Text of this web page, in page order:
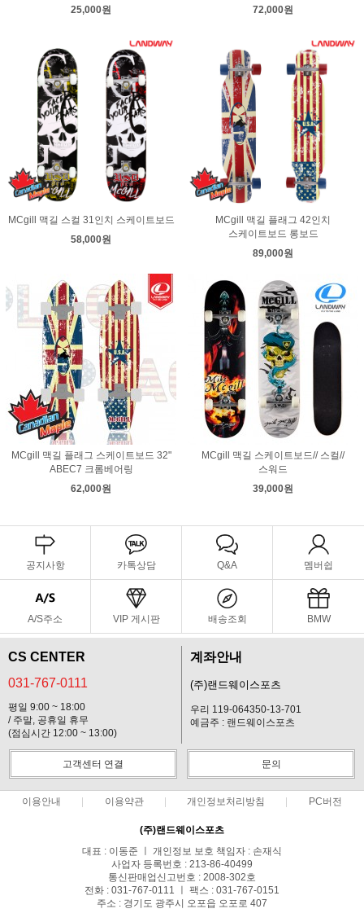
25,000원
72,000원
MCgill 맥길 스컬 31인치 스케이트보드
58,000원
MCgill 맥길 플래그 42인치
스케이트보드 롱보드
89,000원
MCgill 맥길 플래그 스케이트보드 32"
ABEC7 크롬베어링
62,000원
MCgill 맥길 스케이트보드// 스컬//
스워드
39,000원
공지사항 카톡상담 Q&A 멤버쉽
A/S주소 VIP 게시판 배송조회 BMW
CS CENTER
031-767-0111
평일 9:00 ~ 18:00
/ 주말, 공휴일 휴무
(점심시간 12:00 ~ 13:00)
계좌안내
(주)랜드웨이스포츠
우리 119-064350-13-701
예금주 : 랜드웨이스포츠
고객센터 연결 문의
이용안내 이용약관 개인정보처리방침 PC버전
(주)랜드웨이스포츠
대표 : 이동준 ㅣ 개인정보 보호 책임자 : 손재식
사업자 등록번호 : 213-86-40499
통신판매업신고번호 : 2008-302호
전화 : 031-767-0111 ㅣ 팩스 : 031-767-0151
주소 : 경기도 광주시 오포읍 오포로 407